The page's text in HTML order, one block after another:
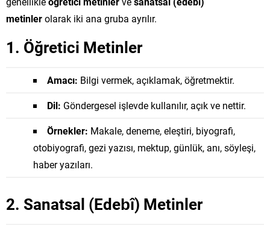
metinlerolarak iki ana gruba ayrılır.
1. Öğretici Metinler
Amacı: Bilgi vermek, açıklamak, öğretmektir.
Dil: Göndergesel işlevde kullanılır, açık ve nettir.
Örnekler: Makale, deneme, eleştiri, biyografi,
otobiyografi, gezi yazısı, mektup, günlük, anı, söyleşi,
haber yazıları.
2. Sanatsal (Edebî) Metinler